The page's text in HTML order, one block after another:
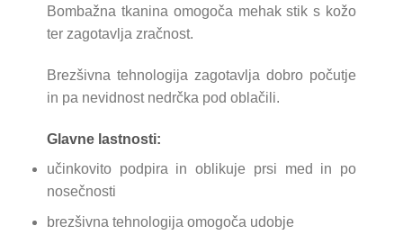
Bombažna tkanina omogoča mehak stik s kožo
ter zagotavlja zračnost.
Brezšivna tehnologija zagotavlja dobro počutje
in pa nevidnost nedrčka pod oblačili.
Glavne lastnosti:
učinkovito podpira in oblikuje prsi med in po
nosečnosti
brezšivna tehnologija omogoča udobje